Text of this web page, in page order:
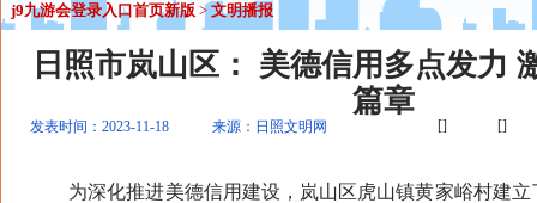
j9九游会登录入口首页新版 > 文明播报
日照市岚山区： 美德信用多点发力
篇章
发表时间：2023-11-18 来源：日照文明网 [] []
为深化推进美德信用建设，岚山区虎山镇黄家峪村建立